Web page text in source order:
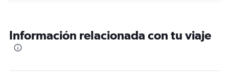
categories.
The
Información relacionada con tu viaje